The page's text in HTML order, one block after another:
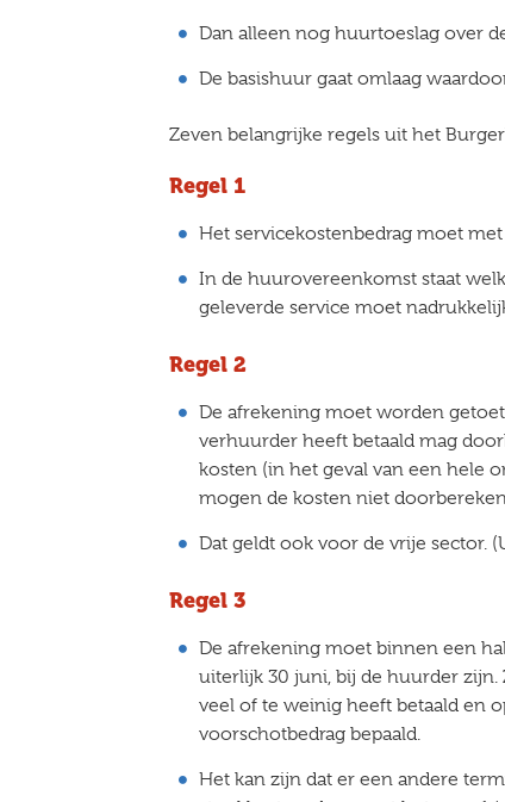
Dan alleen nog huurtoeslag over
De basishuur gaat omlaag
Zeven belangrijke regels uit het
Regel 1
Het servicekostenbedrag moet
In de huurovereenkomst staat
geleverde service moet
Regel 2
De afrekening moet worden
verhuurder heeft betaald mag
kosten (in het geval van een hele
mogen de kosten niet
Dat geldt ook voor de vrije sector.
Regel 3
De afrekening moet binnen een
uiterlijk 30 juni, bij de huurder
veel of te weinig heeft betaald en
voorschotbedrag bepaald.
Het kan zijn dat er een andere